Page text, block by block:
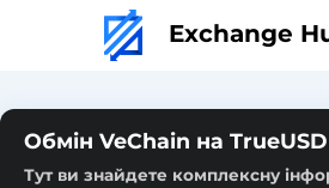
Exchange
Обмін VeChain на TrueUSD
Тут ви знайдете комплексну